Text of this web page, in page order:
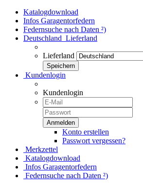
Katalogdownload
Infos Garagentorfedern
Federnsuche nach Daten ²)
Deutschland Lieferland
Lieferland
Kundenlogin
Kundenlogin
Konto erstellen
Passwort vergessen?
Merkzettel
Katalogdownload
Infos Garagentorfedern
Federnsuche nach Daten ²)